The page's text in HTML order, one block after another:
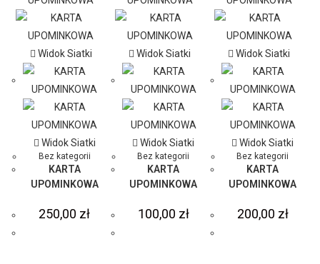
Widok Siatki
Widok Siatki
Bez kategorii
KARTA
UPOMINKOWA
250,00 zł
Widok Siatki
Widok Siatki
Bez kategorii
KARTA
UPOMINKOWA
100,00 zł
Widok Siatki
Widok Siatki
Bez kategorii
KARTA
UPOMINKOWA
200,00 zł